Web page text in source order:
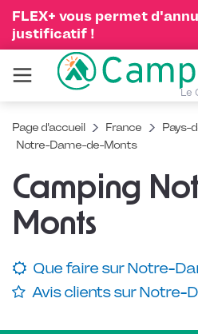
FLEX+ vous permet
justificatif !
Le
Page d'accueil France Pays-
Notre-Dame-de-Monts
Camping
Monts
Que faire sur Notre-
Avis clients sur Notre-